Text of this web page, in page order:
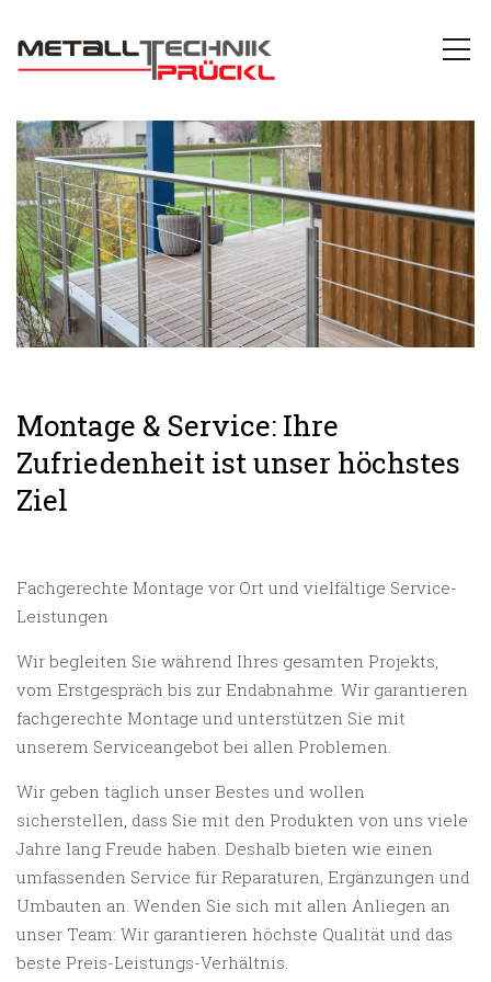
Montage & Service: Ihre
Zufriedenheit ist unser höchstes
Ziel
Fachgerechte Montage vor Ort und vielfältige Service-
Leistungen
Wir begleiten Sie während Ihres gesamten Projekts,
vom Erstgespräch bis zur Endabnahme. Wir garantieren
fachgerechte Montage und unterstützen Sie mit
unserem Serviceangebot bei allen Problemen.
Wir geben täglich unser Bestes und wollen
sicherstellen, dass Sie mit den Produkten von uns viele
Jahre lang Freude haben. Deshalb bieten wie einen
umfassenden Service für Reparaturen, Ergänzungen und
Umbauten an. Wenden Sie sich mit allen Anliegen an
unser Team: Wir garantieren höchste Qualität und das
beste Preis-Leistungs-Verhältnis.